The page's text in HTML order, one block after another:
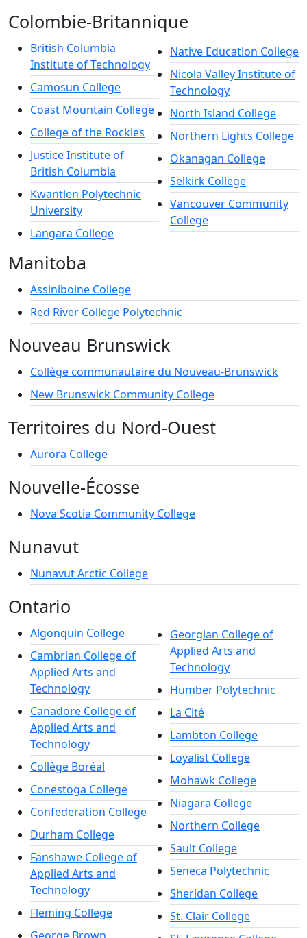
Colombie-Britannique
British Columbia
Institute of Technology
Camosun College
Coast Mountain College
College of the Rockies
Justice Institute of
British Columbia
Kwantlen Polytechnic
University
Langara College
Native Education College
Nicola Valley Institute of
Technology
North Island College
Northern Lights College
Okanagan College
Selkirk College
Vancouver Community
College
Manitoba
Assiniboine College
Red River College Polytechnic
Nouveau Brunswick
Collège communautaire du Nouveau-Brunswick
New Brunswick Community College
Territoires du Nord-Ouest
Aurora College
Nouvelle-Écosse
Nova Scotia Community College
Nunavut
Nunavut Arctic College
Ontario
Algonquin College
Cambrian College of
Applied Arts and
Technology
Canadore College of
Applied Arts and
Technology
Collège Boréal
Conestoga College
Confederation College
Durham College
Fanshawe College of
Applied Arts and
Technology
Fleming College
Georgian College of
Applied Arts and
Technology
Humber Polytechnic
La Cité
Lambton College
Loyalist College
Mohawk College
Niagara College
Northern College
Sault College
Seneca Polytechnic
Sheridan College
St. Clair College